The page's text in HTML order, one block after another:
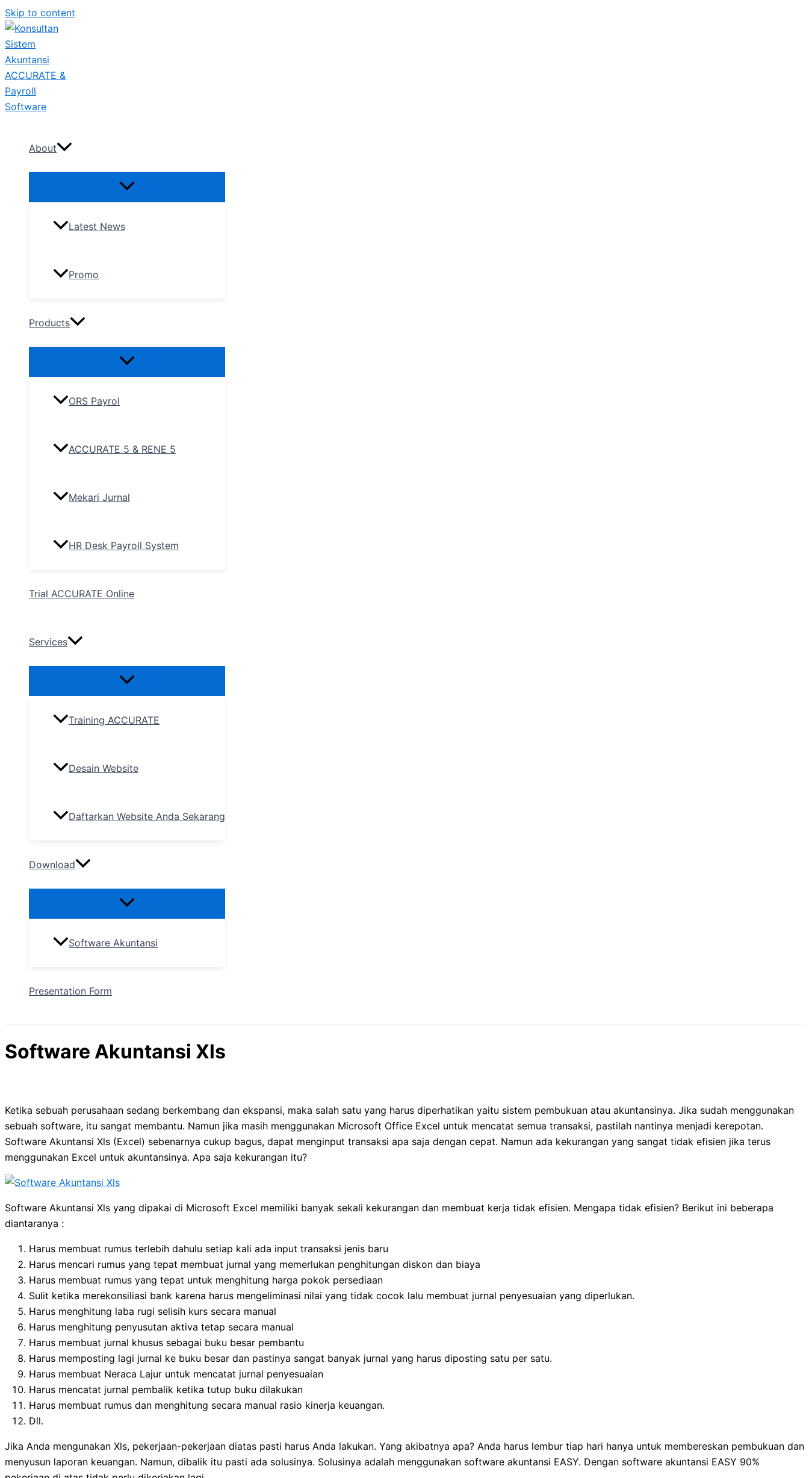
Skip to content
About
Latest News
Promo
Products
ORS Payrol
ACCURATE 5 & RENE 5
Mekari Jurnal
HR Desk Payroll System
Trial ACCURATE Online
Services
Training ACCURATE
Desain Website
Daftarkan Website Anda Sekarang
Download
Software Akuntansi
Presentation Form
Software Akuntansi Xls
Ketika sebuah perusahaan sedang berkembang dan ekspansi, maka salah satu yang harus diperhatikan yaitu sistem pembukuan atau akuntansinya. Jika sudah menggunakan
sebuah software, itu sangat membantu. Namun jika masih menggunakan Microsoft Office Excel untuk mencatat semua transaksi, pastilah nantinya menjadi kerepotan.
Software Akuntansi Xls (Excel) sebenarnya cukup bagus, dapat menginput transaksi apa saja dengan cepat. Namun ada kekurangan yang sangat tidak efisien jika terus
menggunakan Excel untuk akuntansinya. Apa saja kekurangan itu?
Software Akuntansi Xls yang dipakai di Microsoft Excel memiliki banyak sekali kekurangan dan membuat kerja tidak efisien. Mengapa tidak efisien? Berikut ini beberapa
diantaranya :
Harus membuat rumus terlebih dahulu setiap kali ada input transaksi jenis baru
Harus mencari rumus yang tepat membuat jurnal yang memerlukan penghitungan diskon dan biaya
Harus membuat rumus yang tepat untuk menghitung harga pokok persediaan
Sulit ketika merekonsiliasi bank karena harus mengeliminasi nilai yang tidak cocok lalu membuat jurnal penyesuaian yang diperlukan.
Harus menghitung laba rugi selisih kurs secara manual
Harus menghitung penyusutan aktiva tetap secara manual
Harus membuat jurnal khusus sebagai buku besar pembantu
Harus memposting lagi jurnal ke buku besar dan pastinya sangat banyak jurnal yang harus diposting satu per satu.
Harus membuat Neraca Lajur untuk mencatat jurnal penyesuaian
Harus mencatat jurnal pembalik ketika tutup buku dilakukan
Harus membuat rumus dan menghitung secara manual rasio kinerja keuangan.
Dll.
Jika Anda mengunakan Xls, pekerjaan-pekerjaan diatas pasti harus Anda lakukan. Yang akibatnya apa? Anda harus lembur tiap hari hanya untuk membereskan pembukuan dan
menyusun laporan keuangan. Namun, dibalik itu pasti ada solusinya. Solusinya adalah menggunakan software akuntansi EASY. Dengan software akuntansi EASY 90%